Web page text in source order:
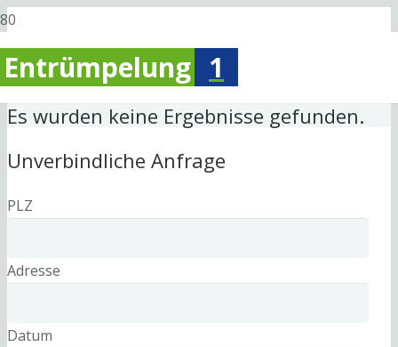
Entrümpelung 1
Es wurden keine Ergebnisse gefunden.
Unverbindliche Anfrage
PLZ
Adresse
Datum